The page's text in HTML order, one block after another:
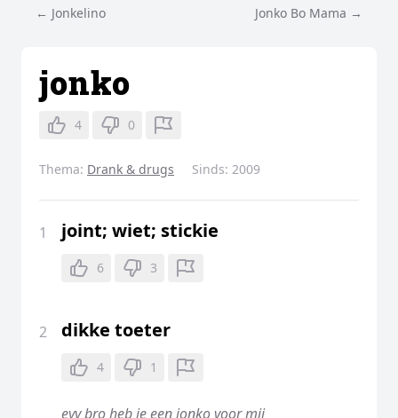
← Jonkelino Jonko Bo Mama →
jonko
4 0
Thema: Drank & drugs Sinds: 2009
1 joint; wiet; stickie
6 3
2 dikke toeter
4 1
eyy bro heb je een jonko voor mij